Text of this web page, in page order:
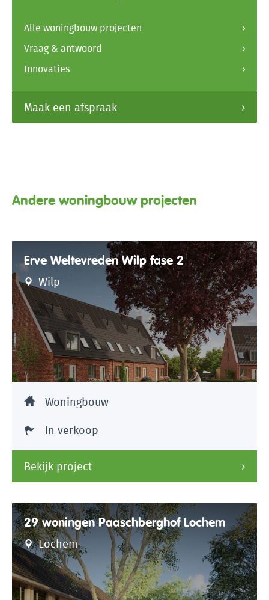
Alle woningbouw projecten
Vraag & antwoord
Innovaties
Maak een afspraak
Andere woningbouw projecten
Erve Weltevreden Wilp fase 2
Wilp
Woningbouw
In verkoop
Bekijk project
29 woningen Paaschberghof Lochem
Lochem